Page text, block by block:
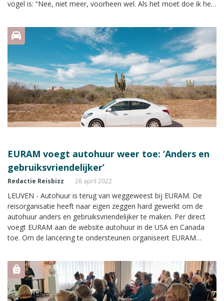
vogel is: “Nee, niet meer, voorheen wel. Als het moet doe ik het
wakker worden, een kop koffie en direct aan de slag.”
EURAM voegt autohuur weer toe: ‘Anders en
gebruiksvriendelijker’
Redactie Reisbizz 28 april 2022
LEUVEN - Autohuur is terug van weggeweest bij EURAM. De
reisorganisatie heeft naar eigen zeggen hard gewerkt om de
autohuur anders en gebruiksvriendelijker te maken. Per direct
voegt EURAM aan de website autohuur in de USA en Canada
toe. Om de lancering te ondersteunen organiseert EURAM